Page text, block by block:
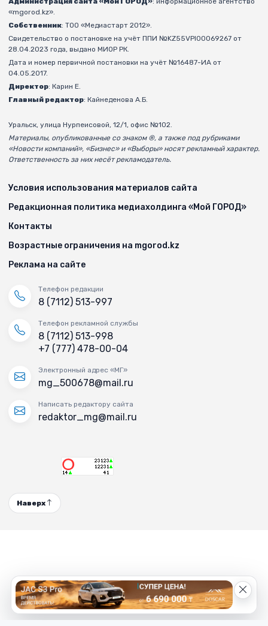
«mgorod.kz».
Собственник: ТОО «Медиастарт 2012».
Свидетельство о постановке на учёт ППИ №KZ55VPI00069267 от
28.04.2023 года, выдано МИОР РК.
Дата и номер первичной постановки на учёт №16487-ИА от
04.05.2017.
Директор: Карин Е.
Главный редактор: Кайнеденова А.Б.
Уральск, улица Нурпеисовой, 12/1, офис №102.
Материалы, опубликованные со знаком ®, а также под рубриками
«Новости компаний», «Бизнес» и «Выборы» носят рекламный характер.
Ответственность за них несёт рекламодатель.
Условия использования материалов сайта
Редакционная политика медиахолдинга «Мой ГОРОД»
Контакты
Возрастные ограничения на mgorod.kz
Реклама на сайте
Телефон редакции
8 (7112) 513-997
Телефон рекламной службы
8 (7112) 513-998
+7 (777) 478-00-04
Электронный адрес «МГ»
mg_500678@mail.ru
Написать редактору сайта
redaktor_mg@mail.ru
Наверх